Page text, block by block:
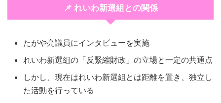
📌 れいわ新選組との関係
たがや亮議員にインタビューを実施
れいわ新選組の「反緊縮財政」の立場と一定の共通点
しかし、現在はれいわ新選組とは距離を置き、独立し
た活動を行っている